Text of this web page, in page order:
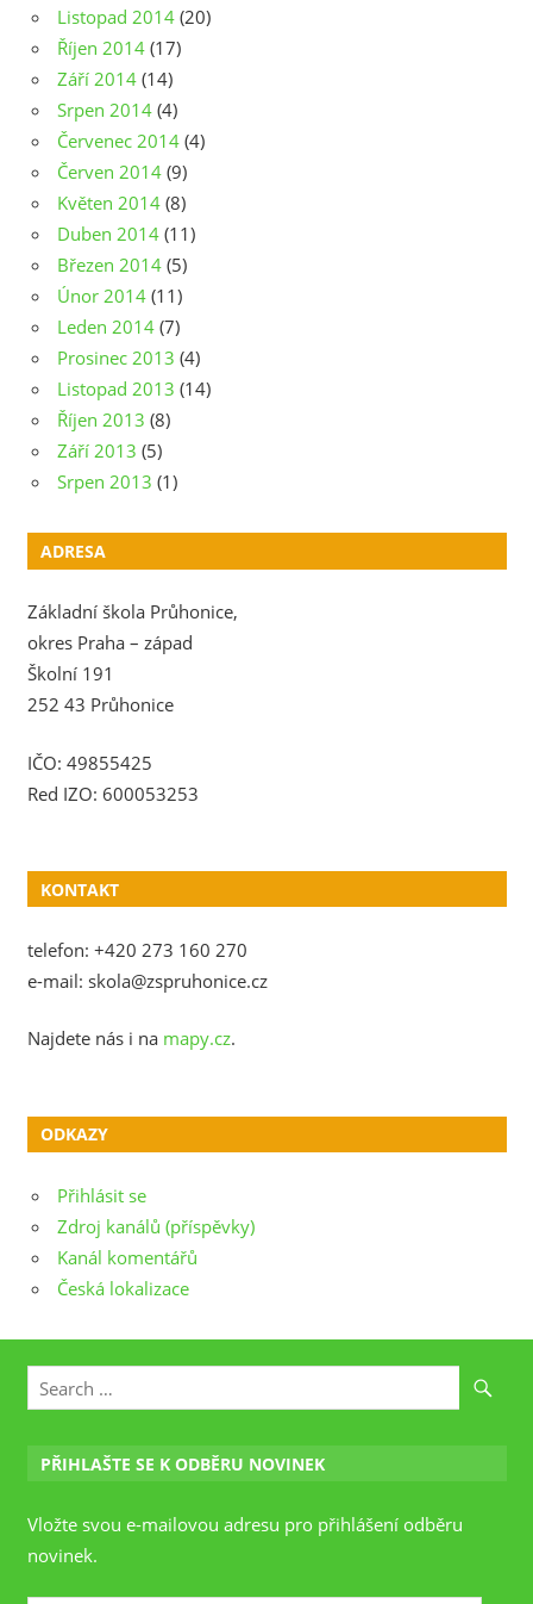
Listopad 2014 (20)
Říjen 2014 (17)
Září 2014 (14)
Srpen 2014 (4)
Červenec 2014 (4)
Červen 2014 (9)
Květen 2014 (8)
Duben 2014 (11)
Březen 2014 (5)
Únor 2014 (11)
Leden 2014 (7)
Prosinec 2013 (4)
Listopad 2013 (14)
Říjen 2013 (8)
Září 2013 (5)
Srpen 2013 (1)
ADRESA
Základní škola Průhonice,
okres Praha – západ
Školní 191
252 43 Průhonice
IČO: 49855425
Red IZO: 600053253
KONTAKT
telefon: +420 273 160 270
e-mail: skola@zspruhonice.cz
Najdete nás i na mapy.cz.
ODKAZY
Přihlásit se
Zdroj kanálů (příspěvky)
Kanál komentářů
Česká lokalizace
PŘIHLAŠTE SE K ODBĚRU NOVINEK
Vložte svou e-mailovou adresu pro přihlášení odběru
novinek.